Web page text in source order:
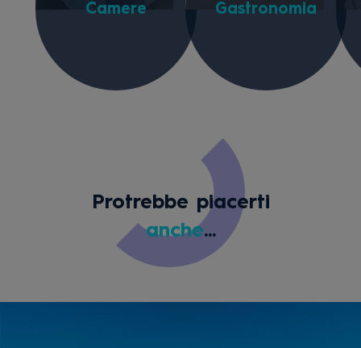
Camere Gastronomia
Protrebbe piacerti
anche...